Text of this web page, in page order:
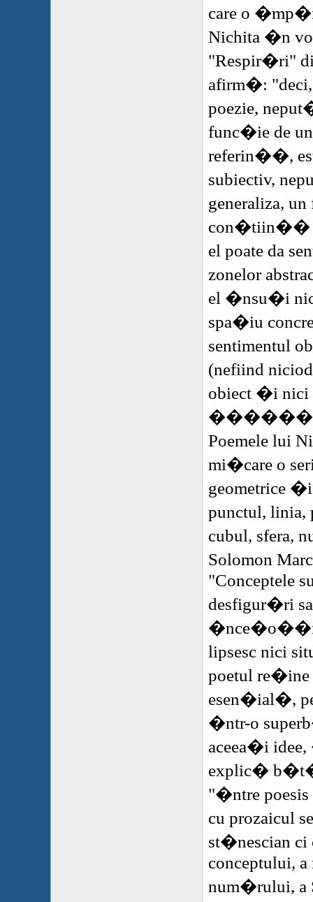
care o
Nichita �n
"Respir�ri"
afirm�: "deci,
poezie,
func�ie de un
referin��,
subiectiv,
generaliza,
con�tiin��
el poate da
zonelor
el �nsu�i
spa�iu
sentimentul
(nefiind
obiect �i nici
�
Poemele lui
mi�care o
geometrice
punctul,
cubul, sfera,
Solomon
"Conceptele
desfigur�ri
�nce�o��ri
lipsesc nici
poetul
esen�ial�,
�ntr-o
aceea�i
explic�
"�ntre
cu prozaicul
st�nescian ci
conceptului,
num�rului, a